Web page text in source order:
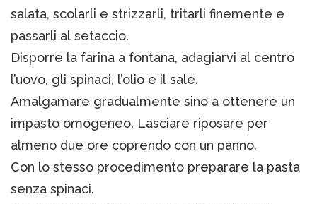
salata, scolarli e strizzarli, tritarli finemente e
passarli al setaccio.
Disporre la farina a fontana, adagiarvi al centro
l’uovo, gli spinaci, l’olio e il sale.
Amalgamare gradualmente sino a ottenere un
impasto omogeneo. Lasciare riposare per
almeno due ore coprendo con un panno.
Con lo stesso procedimento preparare la pasta
senza spinaci.